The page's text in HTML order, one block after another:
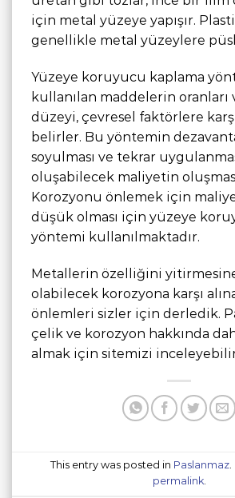
için metal yüzeye yapışır.
genellikle metal yüzeylere
Yüzeye koruyucu kaplama
kullanılan maddelerin oranları
düzeyi, çevresel faktörlere
belirler. Bu yöntemin
soyulması ve tekrar
oluşabilecek maliyetin
Korozyonu önlemek için
düşük olması için yüzeye
yöntemi kullanılmaktadır.
Metallerin özelliğini
olabilecek korozyona karşı
önlemleri sizler için derledik.
çelik ve korozyon hakkında
almak için sitemizi
This entry was posted in Paslanmaz
permalink.